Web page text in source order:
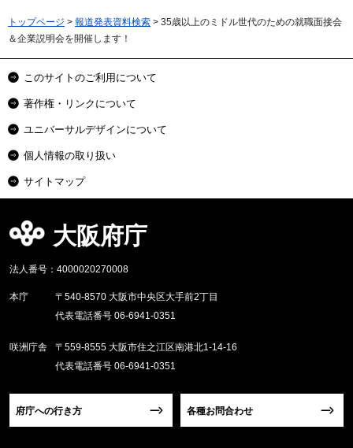
トップページ > 報道発表資料検索 > 35歳以上のミドル世代のための就職面接会
＆企業説明会を開催します！
このサイトのご利用について
著作権・リンクについて
ユニバーサルデザインについて
個人情報の取り扱い
サイトマップ
大阪府庁
法人番号：4000020270008
本庁
〒540-8570 大阪市中央区大手前2丁目
代表電話番号 06-6941-0351
咲洲庁舎
〒559-8555 大阪市住之江区南港北1-14-16
代表電話番号 06-6941-0351
府庁への行き方 各種お問合わせ